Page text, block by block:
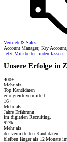
Vertrieb & Sales
Account Manager, Key
Jetzt Mitarbeiter finden lassen
Unsere Erfolge in
400+
Mehr als
Top Kandidaten
erfolgreich vermittelt.
16+
Mehr als
Jahre Erfahrung
im digitalen Recruiting.
92%
Mehr als
der vermittelten Kandidaten
bleiben länger als 12 Monate